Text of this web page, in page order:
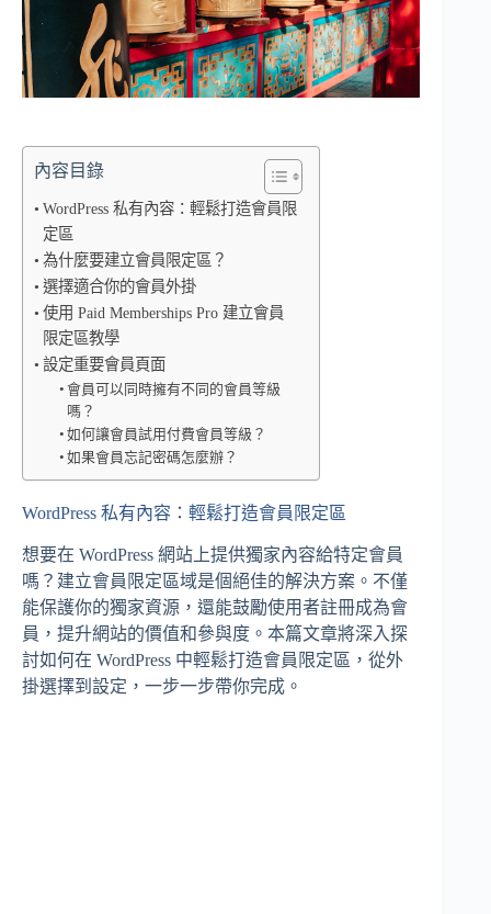
內容目錄
WordPress 私有內容：輕鬆打造會員限
定區
為什麼要建立會員限定區？
選擇適合你的會員外掛
使用 Paid Memberships Pro 建立會員
限定區教學
設定重要會員頁面
會員可以同時擁有不同的會員等級
嗎？
如何讓會員試用付費會員等級？
如果會員忘記密碼怎麼辦？
WordPress 私有內容：輕鬆打造會員限定區
想要在 WordPress 網站上提供獨家內容給特定會員
嗎？建立會員限定區域是個絕佳的解決方案。不僅
能保護你的獨家資源，還能鼓勵使用者註冊成為會
員，提升網站的價值和參與度。本篇文章將深入探
討如何在 WordPress 中輕鬆打造會員限定區，從外
掛選擇到設定，一步一步帶你完成。